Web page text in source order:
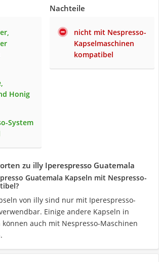
Honig
System
Nachteile
nicht mit Nespresso-
Kapselmaschinen
kompatibel
zu illy Iperespresso Guatemala
Guatemala Kapseln mit Nespresso-
von illy sind nur mit Iperespresso-
Einige andere Kapseln in
auch mit Nespresso-Maschinen